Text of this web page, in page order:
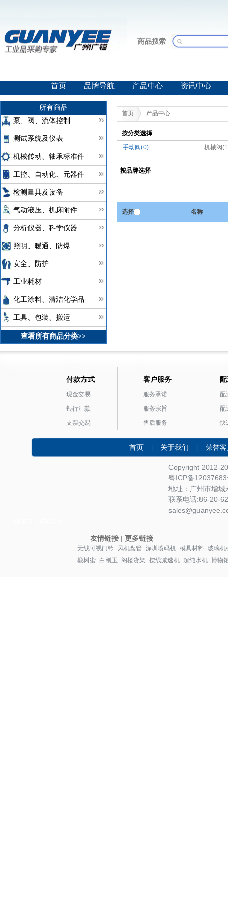
商品搜索
首页 品牌导航 产品中心 资讯中心
所有商品
泵、阀、流体控制
测试系统及仪表
机械传动、轴承标准件
工控、自动化、元器件
检测量具及设备
气动液压、机床附件
分析仪器、科学仪器
照明、暖通、防爆
安全、防护
工业耗材
化工涂料、清洁化学品
工具、包装、搬运
查看所有商品分类>>
首页 产品中心
按分类选择
手动阀(0)
机械阀
按品牌选择
选择 名称
付款方式
现金交易
银行汇款
支票交易
客户服务
服务承诺
服务宗旨
售后服务
配
配
快
首页 关于我们 荣誉
Copyright 2012-
粤ICP备12037683
地址：广州市增
联系电话:86-20-
友情链接| 更多链接
无线可视门铃 风机盘管 深圳喷码机 模具材料 玻璃机
椴树蜜 白刚玉 阁楼货架 摆线减速机 超纯水机 博物